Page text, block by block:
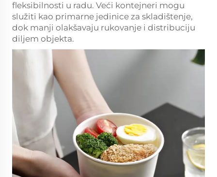
fleksibilnosti u radu. Veći kontejneri mogu
služiti kao primarne jedinice za skladištenje,
dok manji olakšavaju rukovanje i distribuciju
diljem objekta.